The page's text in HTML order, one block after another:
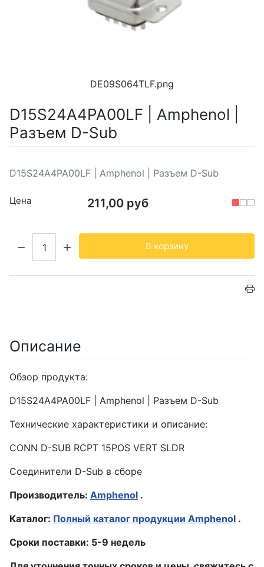
DE09S064TLF.png
D15S24A4PA00LF | Amphenol |
Разъем D-Sub
D15S24A4PA00LF | Amphenol | Разъем D-Sub
Цена 211,00 руб
В корзину
Описание
Обзор продукта:
D15S24A4PA00LF | Amphenol | Разъем D-Sub
Технические характеристики и описание:
CONN D-SUB RCPT 15POS VERT SLDR
Соединители D-Sub в сборе
Производитель: Amphenol .
Каталог: Полный каталог продукции Amphenol .
Сроки поставки: 5-9 недель